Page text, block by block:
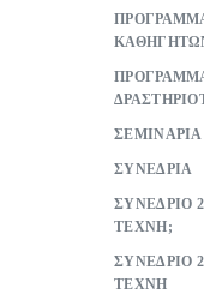
ΣΕΜΙΝΑΡΙΑ
ΣΥΝΕΔΡΙΑ
ΣΥΝΕΔΡΙΟ
ΤΕΧΝΗ;
ΣΥΝΕΔΡΙΟ
ΤΕΧΝΗ